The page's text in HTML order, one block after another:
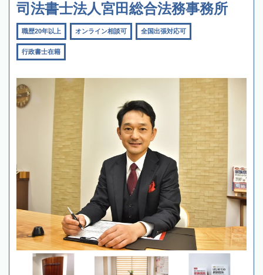
司法書士法人宮田総合法務事務所
職歴20年以上 オンライン相談可 全国出張対応可
行政書士在籍